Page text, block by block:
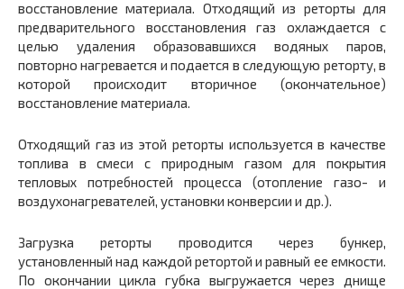
восстановление материала. Отходящий из реторты для
предварительного восстановления газ охлаждается с
целью удаления образовавшихся водяных паров,
повторно нагревается и подается в следующую реторту, в
которой происходит вторичное (окончательное)
восстановление материала.
Отходящий газ из этой реторты используется в качестве
топлива в смеси с природным газом для покрытия
тепловых потребностей процесса (отопление газо- и
воздухонагревателей, установки конверсии и др.).
Загрузка реторты проводится через бункер,
установленный над каждой ретортой и равный ее емкости.
По окончании цикла губка выгружается через днище